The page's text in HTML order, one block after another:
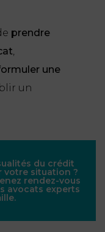
prendre
,
une
un
du crédit
votre situation ?
rendez-vous
avocats experts